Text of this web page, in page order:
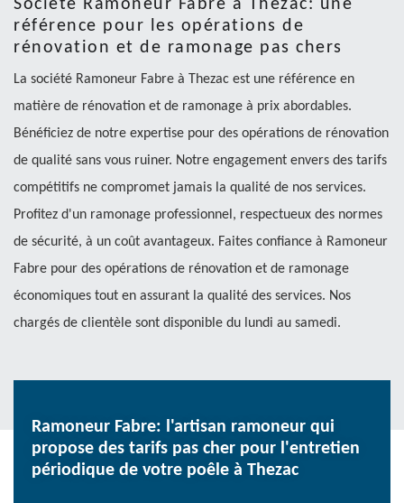
Société Ramoneur Fabre à Thezac: une
référence pour les opérations de
rénovation et de ramonage pas chers
La société Ramoneur Fabre à Thezac est une référence en
matière de rénovation et de ramonage à prix abordables.
Bénéficiez de notre expertise pour des opérations de rénovation
de qualité sans vous ruiner. Notre engagement envers des tarifs
compétitifs ne compromet jamais la qualité de nos services.
Profitez d'un ramonage professionnel, respectueux des normes
de sécurité, à un coût avantageux. Faites confiance à Ramoneur
Fabre pour des opérations de rénovation et de ramonage
économiques tout en assurant la qualité des services. Nos
chargés de clientèle sont disponible du lundi au samedi.
Ramoneur Fabre: l'artisan ramoneur qui
propose des tarifs pas cher pour l'entretien
périodique de votre poêle à Thezac